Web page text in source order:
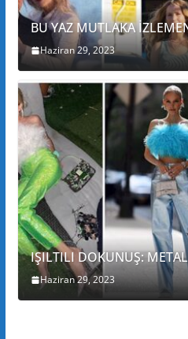
BU YAZ MUTLAKA
Haziran 29, 2023
IŞILTILI DOKUNUŞ:
Haziran 29, 2023